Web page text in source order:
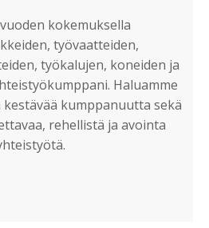
kokemuksella
työvaatteiden,
työkalujen, koneiden ja
Haluamme
kumppanuutta sekä
rehellistä ja avointa